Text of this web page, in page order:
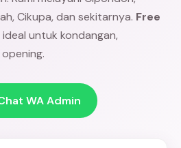
Cikupa, dan sekitarnya. Free
ideal untuk kondangan,
WA Admin